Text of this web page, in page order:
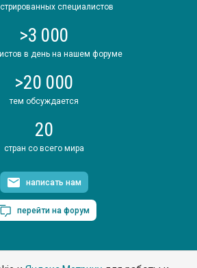
специалистов
>3 000
в день на нашем форуме
>20 000
тем обсуждается
20
стран со всего мира
написать нам
перейти на форум